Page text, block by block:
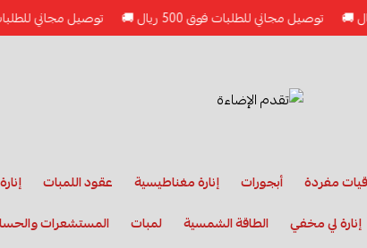
مجاني للطلبات فوق 500 ريال 🚚 توصيل مجاني للطلبات فوق 500 ريال 🚚
مفردة أبجورات إنارة مغناطيسية عقود اللمبات
إنارة لي مخفي الطاقة الشمسية لمبات المستشعرات